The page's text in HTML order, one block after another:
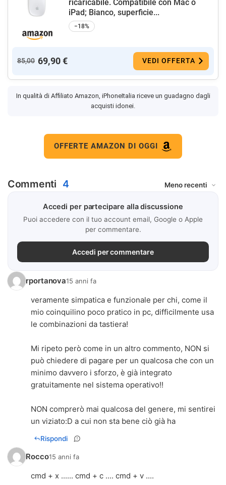
ricaricabile. Compatibile con Mac o
iPad; Bianco, superficie...
−18%
85,00 69,90 € VEDI OFFERTA
In qualità di Affiliato Amazon, iPhoneItalia riceve un guadagno dagli
acquisti idonei.
OFFERTE AMAZON DI OGGI
Commenti 4
Accedi per partecipare alla discussione
Puoi accedere con il tuo account email, Google o Apple
per commentare.
Accedi per commentare
rportanova15 anni fa
veramente simpatica e funzionale per chi, come il
mio coinquilino poco pratico in pc, difficilmente usa
le combinazioni da tastiera!
Mi ripeto però come in un altro commento, NON si
può chiedere di pagare per un qualcosa che con un
minimo davvero i sforzo, è già integrato
gratuitamente nel sistema operativo!!
NON comprerò mai qualcosa del genere, mi sentirei
un viziato:D a cui non sta bene ciò già ha
Rispondi
Rocco15 anni fa
cmd + x ...... cmd + c .... cmd + v ....